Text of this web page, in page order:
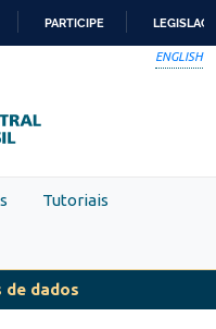
PARTICIPE
ENGLISH
Tutoriais
de dados